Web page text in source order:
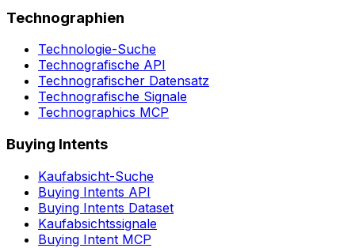
Technographien
Technologie-Suche
Technografische API
Technografischer Datensatz
Technografische Signale
Technographics MCP
Buying Intents
Kaufabsicht-Suche
Buying Intents API
Buying Intents Dataset
Kaufabsichtssignale
Buying Intent MCP